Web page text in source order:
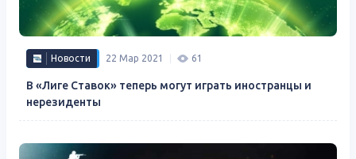
Новости 22 Мар 2021 61
В «Лиге Ставок» теперь могут играть иностранцы и
нерезиденты